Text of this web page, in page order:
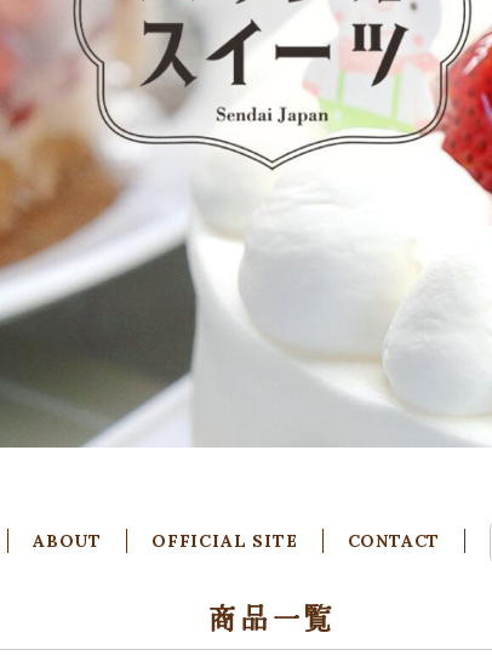
ABOUT OFFICIAL SITE CONTACT
商品一覧